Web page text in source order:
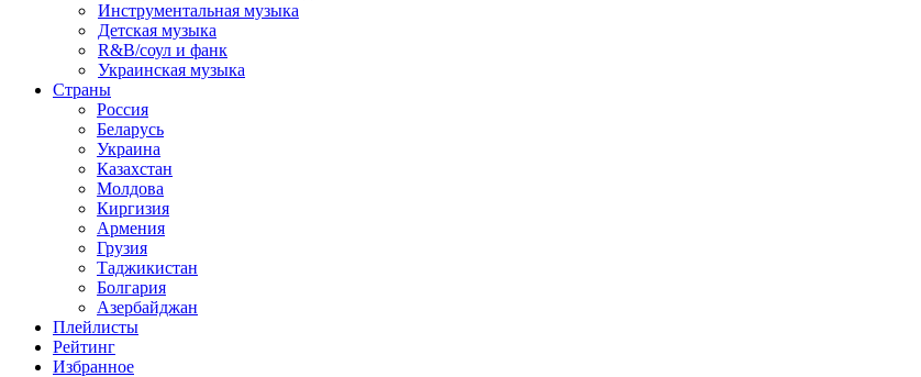
Инструментальная музыка
Детская музыка
R&B/cоул и фанк
Украинская музыка
Страны
Россия
Беларусь
Украина
Казахстан
Молдова
Киргизия
Армения
Грузия
Таджикистан
Болгария
Азербайджан
Плейлисты
Рейтинг
Избранное